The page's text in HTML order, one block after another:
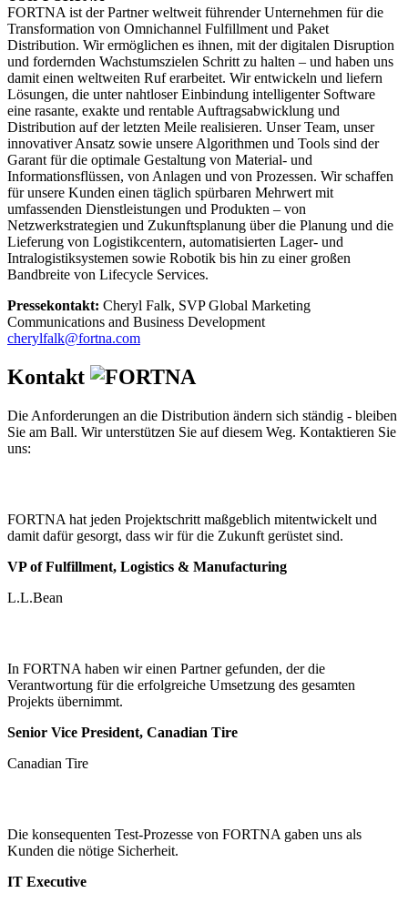
FORTNA ist der Partner weltweit führender Unternehmen für die
Transformation von Omnichannel Fulfillment und Paket
Distribution. Wir ermöglichen es ihnen, mit der digitalen Disruption
und fordernden Wachstumszielen Schritt zu halten – und haben uns
damit einen weltweiten Ruf erarbeitet. Wir entwickeln und liefern
Lösungen, die unter nahtloser Einbindung intelligenter Software
eine rasante, exakte und rentable Auftragsabwicklung und
Distribution auf der letzten Meile realisieren. Unser Team, unser
innovativer Ansatz sowie unsere Algorithmen und Tools sind der
Garant für die optimale Gestaltung von Material- und
Informationsflüssen, von Anlagen und von Prozessen. Wir schaffen
für unsere Kunden einen täglich spürbaren Mehrwert mit
umfassenden Dienstleistungen und Produkten – von
Netzwerkstrategien und Zukunftsplanung über die Planung und die
Lieferung von Logistikcentern, automatisierten Lager- und
Intralogistiksystemen sowie Robotik bis hin zu einer großen
Bandbreite von Lifecycle Services.
Pressekontakt: Cheryl Falk, SVP Global Marketing
Communications and Business Development
cherylfalk@fortna.com
Kontakt
Die Anforderungen an die Distribution ändern sich ständig - bleiben
Sie am Ball. Wir unterstützen Sie auf diesem Weg. Kontaktieren Sie
uns:
FORTNA hat jeden Projektschritt maßgeblich mitentwickelt und
damit dafür gesorgt, dass wir für die Zukunft gerüstet sind.
VP of Fulfillment, Logistics & Manufacturing
L.L.Bean
In FORTNA haben wir einen Partner gefunden, der die
Verantwortung für die erfolgreiche Umsetzung des gesamten
Projekts übernimmt.
Senior Vice President, Canadian Tire
Canadian Tire
Die konsequenten Test-Prozesse von FORTNA gaben uns als
Kunden die nötige Sicherheit.
IT Executive